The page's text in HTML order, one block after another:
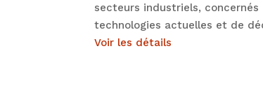
secteurs industriels,
technologies actuelles et de
Voir les détails